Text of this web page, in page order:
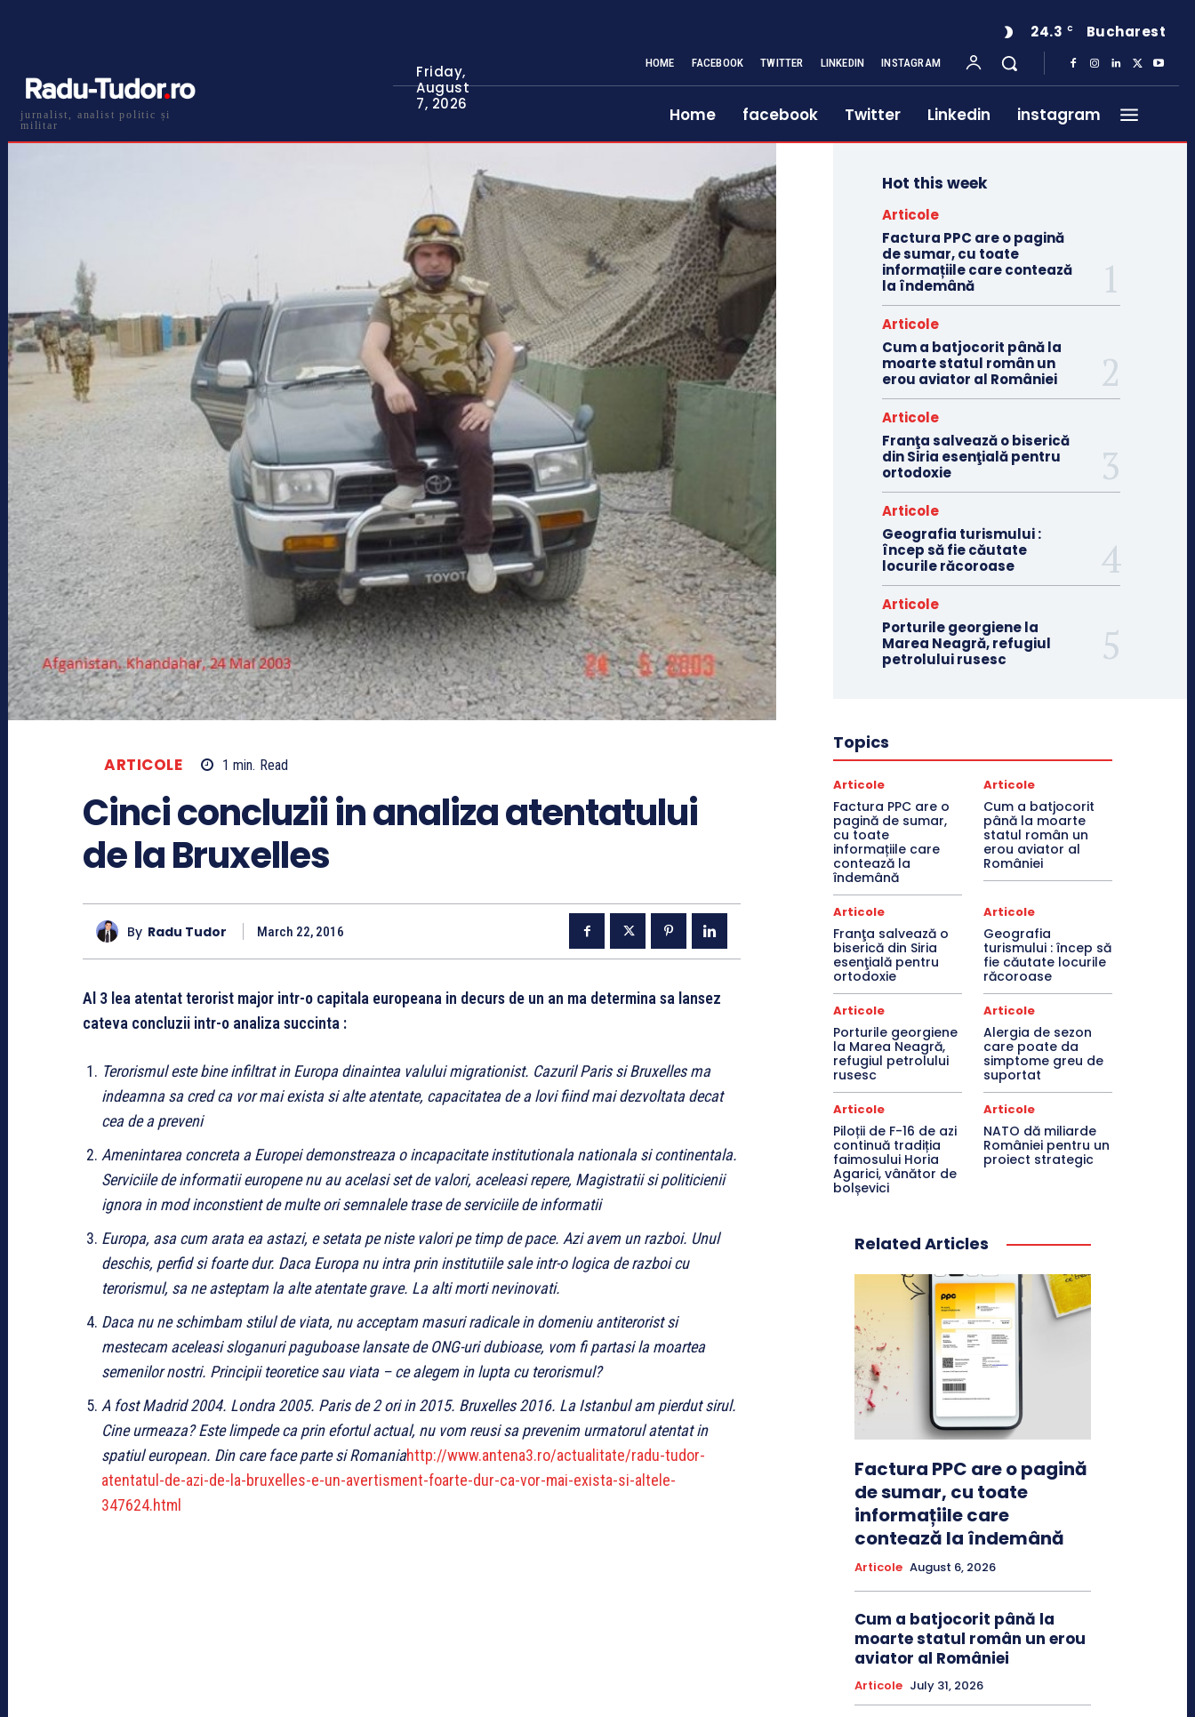
jurnalist, analist politic și
militar
Friday,
August
7, 2026
24.3 C Bucharest
HOME FACEBOOK TWITTER LINKEDIN INSTAGRAM
Home facebook Twitter Linkedin instagram
ARTICOLE 1 min. Read
Cinci concluzii in analiza atentatului
de la Bruxelles
By Radu Tudor March 22, 2016
Al 3 lea atentat terorist major intr-o capitala europeana in decurs de un an ma determina sa lansez
cateva concluzii intr-o analiza succinta :
Terorismul este bine infiltrat in Europa dinaintea valului migrationist. Cazuril Paris si Bruxelles ma
indeamna sa cred ca vor mai exista si alte atentate, capacitatea de a lovi fiind mai dezvoltata decat
cea de a preveni
Amenintarea concreta a Europei demonstreaza o incapacitate institutionala nationala si continentala.
Serviciile de informatii europene nu au acelasi set de valori, aceleasi repere, Magistratii si politicienii
ignora in mod inconstient de multe ori semnalele trase de serviciile de informatii
Europa, asa cum arata ea astazi, e setata pe niste valori pe timp de pace. Azi avem un razboi. Unul
deschis, perfid si foarte dur. Daca Europa nu intra prin institutiile sale intr-o logica de razboi cu
terorismul, sa ne asteptam la alte atentate grave. La alti morti nevinovati.
Daca nu ne schimbam stilul de viata, nu acceptam masuri radicale in domeniu antiterorist si
mestecam aceleasi sloganuri paguboase lansate de ONG-uri dubioase, vom fi partasi la moartea
semenilor nostri. Principii teoretice sau viata – ce alegem in lupta cu terorismul?
A fost Madrid 2004. Londra 2005. Paris de 2 ori in 2015. Bruxelles 2016. La Istanbul am pierdut sirul.
Cine urmeaza? Este limpede ca prin efortul actual, nu vom reusi sa prevenim urmatorul atentat in
spatiul european. Din care face parte si Romaniahttp://www.antena3.ro/actualitate/radu-tudor-
atentatul-de-azi-de-la-bruxelles-e-un-avertisment-foarte-dur-ca-vor-mai-exista-si-altele-
347624.html
Hot this week
Articole
Factura PPC are o pagină
de sumar, cu toate
informațiile care contează
la îndemână
Articole
Cum a batjocorit până la
moarte statul român un
erou aviator al României
Articole
Franţa salvează o biserică
din Siria esenţială pentru
ortodoxie
Articole
Geografia turismului :
încep să fie căutate
locurile răcoroase
Articole
Porturile georgiene la
Marea Neagră, refugiul
petrolului rusesc
Topics
Articole
Factura PPC are o
pagină de sumar,
cu toate
informațiile care
contează la
îndemână
Articole
Cum a batjocorit
până la moarte
statul român un
erou aviator al
României
Articole
Franţa salvează o
biserică din Siria
esenţială pentru
ortodoxie
Articole
Geografia
turismului : încep să
fie căutate locurile
răcoroase
Articole
Porturile georgiene
la Marea Neagră,
refugiul petrolului
rusesc
Articole
Alergia de sezon
care poate da
simptome greu de
suportat
Articole
Piloții de F-16 de azi
continuă tradiția
faimosului Horia
Agarici, vânător de
bolșevici
Articole
NATO dă miliarde
României pentru un
proiect strategic
Related Articles
Factura PPC are o pagină
de sumar, cu toate
informațiile care
contează la îndemână
Articole August 6, 2026
Cum a batjocorit până la
moarte statul român un erou
aviator al României
Articole July 31, 2026